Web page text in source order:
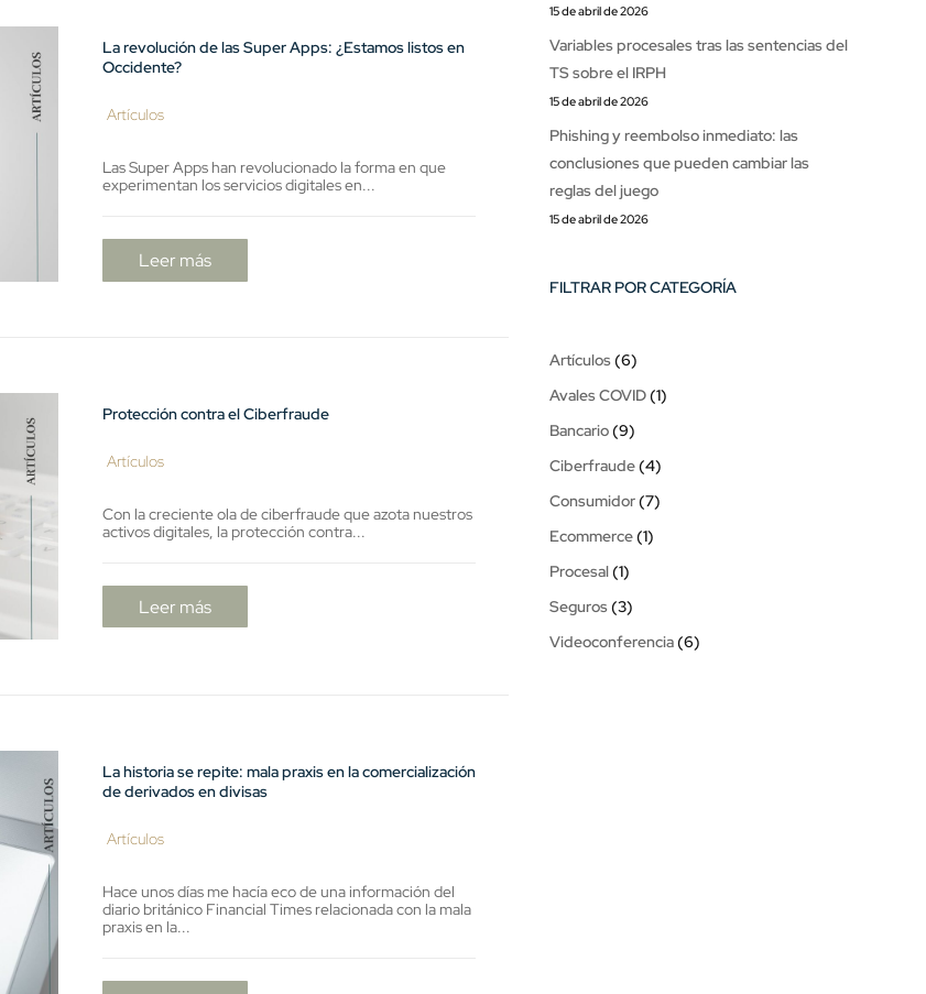
La revolución de las Super Apps: ¿Estamos listos en
Occidente?
Artículos
Las Super Apps han revolucionado la forma en que
experimentan los servicios digitales en...
Leer más
Protección contra el Ciberfraude
Artículos
Con la creciente ola de ciberfraude que azota nuestros
activos digitales, la protección contra...
Leer más
La historia se repite: mala praxis en la comercialización
de derivados en divisas
Artículos
Hace unos días me hacía eco de una información del
diario británico Financial Times relacionada con la mala
praxis en la...
15 de abril de 2026
Variables procesales tras las sentencias del
TS sobre el IRPH
15 de abril de 2026
Phishing y reembolso inmediato: las
conclusiones que pueden cambiar las
reglas del juego
15 de abril de 2026
FILTRAR POR CATEGORÍA
Artículos(6)
Avales COVID(1)
Bancario(9)
Ciberfraude(4)
Consumidor(7)
Ecommerce(1)
Procesal(1)
Seguros(3)
Videoconferencia(6)